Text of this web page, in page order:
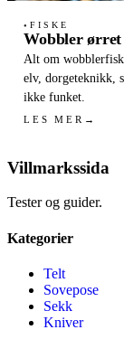
● FISKE
Wobbler ørret
Alt om
elv, dorgeteknikk,
ikke funket.
LES MER →
Villmarkssida
Tester og guider.
Kategorier
Telt
Sovepose
Sekk
Kniver